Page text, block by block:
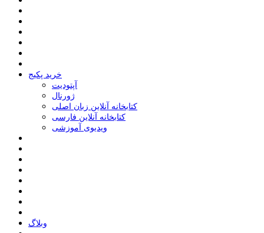
خرید پکیج
ﺁﭘﺘﻮﺩﯾﺖ
ﮊﻭﺭﻧﺎﻝ
کتابخانه آنلاین زبان اصلی
کتابخانه آنلاین فارسی
ویدیوی آموزشی
وبلاگ